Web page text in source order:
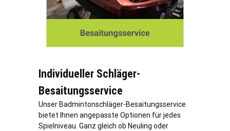
Individueller Schläger-
Besaitungsservice
Unser Badmintonschläger-Besaitungsservice
bietet Ihnen angepasste Optionen für jedes
Spielniveau. Ganz gleich ob Neuling oder